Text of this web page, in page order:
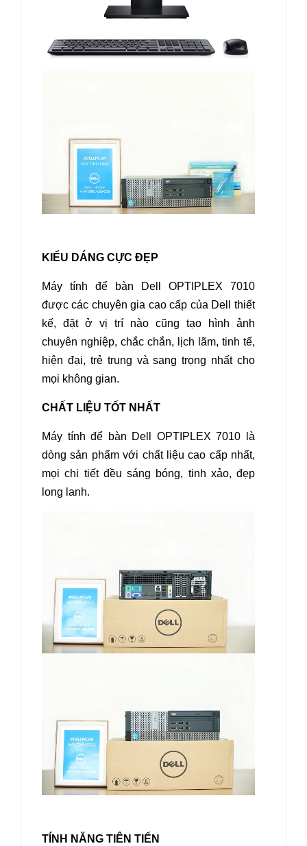
KIỂU DÁNG CỰC ĐẸP
Máy tính để bàn Dell OPTIPLEX 7010
được các chuyên gia cao cấp của Dell thiết
kế, đặt ở vị trí nào cũng tạo hình ảnh
chuyên nghiệp, chắc chắn, lịch lãm, tinh tế,
hiện đại, trẻ trung và sang trọng nhất cho
mọi không gian.
CHẤT LIỆU TỐT NHẤT
Máy tính để bàn Dell OPTIPLEX 7010 là
dòng sản phẩm với chất liệu cao cấp nhất,
mọi chi tiết đều sáng bóng, tinh xảo, đẹp
long lanh.
TÍNH NĂNG TIÊN TIẾN